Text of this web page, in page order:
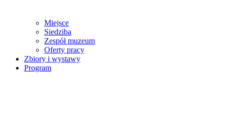
Miejsce
Siedziba
Zespół muzeum
Oferty pracy
Zbiory i wystawy
Program